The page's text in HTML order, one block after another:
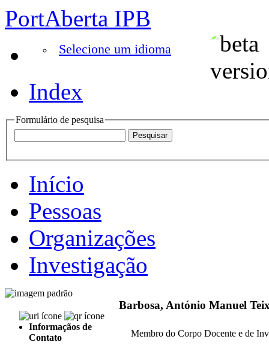
PortAberta IPB
Selecione um idioma
Index
Formulário de pesquisa
Início
Pessoas
Organizações
Investigação
Informaçãos de
Contato
Barbosa, António Manuel
Membro do Corpo Docente e de